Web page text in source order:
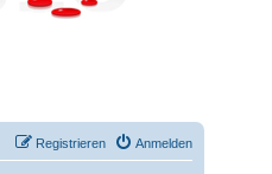
Anmelden
Registrieren